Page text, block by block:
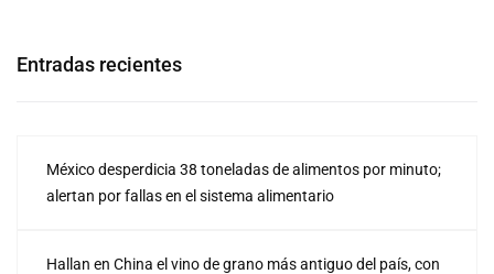
Entradas recientes
México desperdicia 38 toneladas de alimentos por minuto;
alertan por fallas en el sistema alimentario
Hallan en China el vino de grano más antiguo del país, con